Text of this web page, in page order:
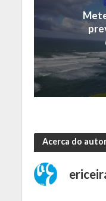
Acerca do